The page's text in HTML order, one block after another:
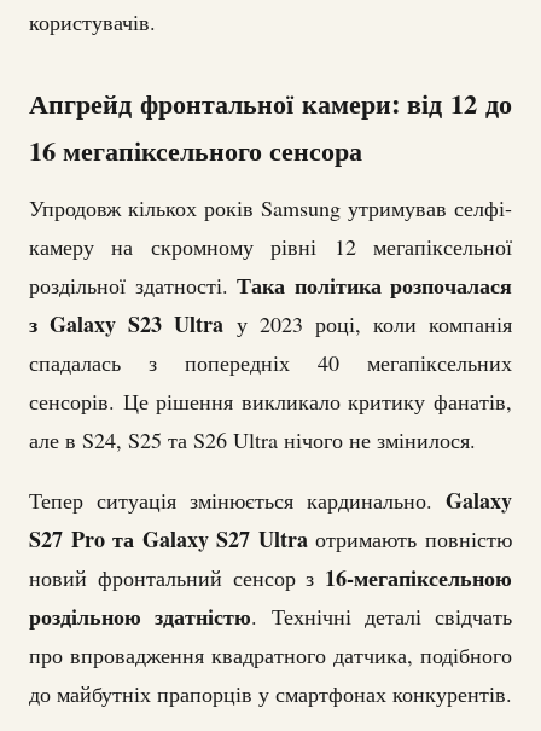
користувачів.
Апгрейд фронтальної камери: від 12 до
16 мегапіксельного сенсора
Упродовж кількох років Samsung утримував селфі-
камеру на скромному рівні 12 мегапіксельної
роздільної здатності. Така політика розпочалася
з Galaxy S23 Ultra у 2023 році, коли компанія
спадалась з попередніх 40 мегапіксельних
сенсорів. Це рішення викликало критику фанатів,
але в S24, S25 та S26 Ultra нічого не змінилося.
Тепер ситуація змінюється кардинально. Galaxy
S27 Pro та Galaxy S27 Ultraотримають повністю
новий фронтальний сенсор з 16-мегапіксельною
роздільною здатністю. Технічні деталі свідчать
про впровадження квадратного датчика, подібного
до майбутніх прапорців у смартфонах конкурентів.